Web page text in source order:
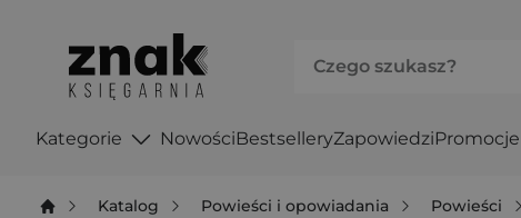
Kategorie NowościBestselleryZapowiedziPromocje
Katalog Powieści i opowiadania Powieści